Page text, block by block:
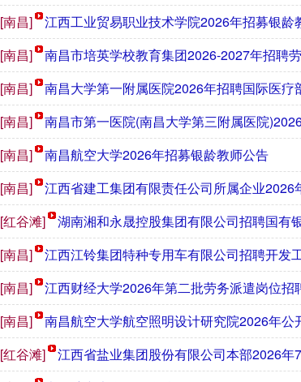
[南昌] 江西工业贸易职业技术学院2026年招募银龄
[南昌] 南昌市培英学校教育集团2026-2027年招聘
[南昌] 南昌大学第一附属医院2026年招聘国际医疗
[南昌] 南昌市第一医院(南昌大学第三附属医院
[南昌] 南昌航空大学2026年招募银龄教师公告
[南昌] 江西省建工集团有限责任公司所属企业2026
[红谷滩] 湖南湘和永晟控股集团有限公司招聘国有
[南昌] 江西江铃集团特种专用车有限公司招聘开发
[南昌] 江西财经大学2026年第二批劳务派遣岗位招
[南昌] 南昌航空大学航空照明设计研究院2026年公
[红谷滩] 江西省盐业集团股份有限公司本部2026年